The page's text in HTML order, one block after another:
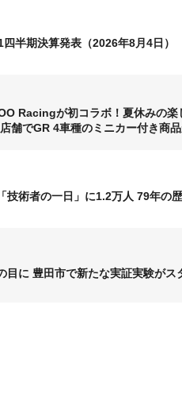
半期決算発表（2026年8月4日）
Racingが初コラボ！夏休みの楽
舗でGR 4車種のミニカー付き商
技術者の一日」に1.2万人 79年の
目に 豊田市で新たな実証実験がス